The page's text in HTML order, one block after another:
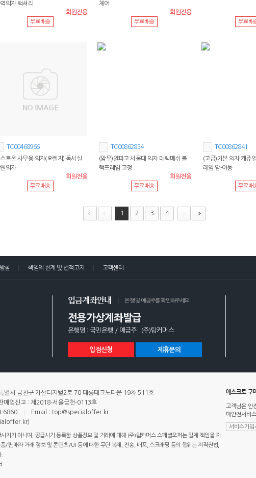
의자 럭셔리
회원전용
무료배송
체어
회원전용
무료배송 무료배
TC00468966
트온 사무용 의자(오렌지) 독서실
의자
회원전용
무료배송
TC00862854
(암무)알파고 서울대 의자 매틱메쉬 블
랙프레임 고정
회원전용
무료배송
TC00862841
(고급)기본 의자 캐쥬
레임 암-이동
무료배
1 2 3 4
침 책임의 한계 및 법적고지 고객센터
입금계좌안내 은행 및 예금주를 확인해주세요
전용가상계좌발급
은행명 : 국민은행 / 예금주 : (주)탑커머스
입점신청 제휴문의
별시 금천구 가산디지털2로 70 대륭테크노타운 19차 511호
매업신고 : 제2018-서울금천-0113호
6860
Email : top@specialoffer.kr
자가 아니며, 공급사가 등록한 상품정보 및 거래에 대해 (주)탑커머스 스페셜오퍼는 일체 책임을 지
/판매자 거래 정보 및 콘텐츠/UI 등에 대한 무단 복제, 전송, 배포, 스크래핑 등의 행위는 저작권법,
.
에스크로 구
고객님은 안
매안전서비
서비스가입